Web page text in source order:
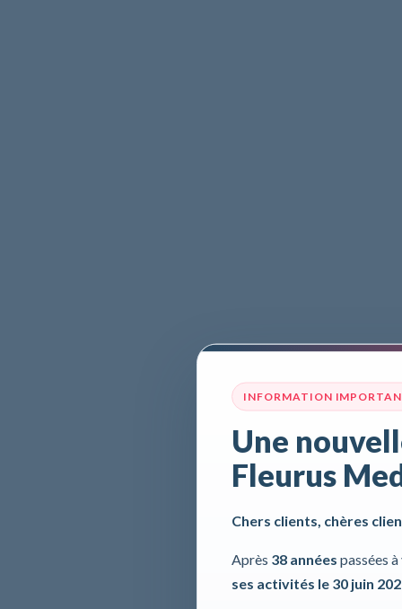
INFORMATION
Une
Fleurus
Chers clients, chères
Après 38 années passées
ses activités le 30 juin